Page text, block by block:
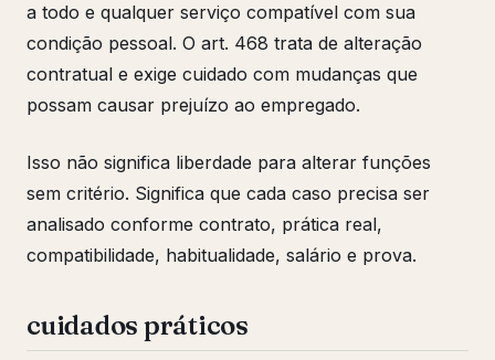
a todo e qualquer serviço compatível com sua
condição pessoal. O art. 468 trata de alteração
contratual e exige cuidado com mudanças que
possam causar prejuízo ao empregado.
Isso não significa liberdade para alterar funções
sem critério. Significa que cada caso precisa ser
analisado conforme contrato, prática real,
compatibilidade, habitualidade, salário e prova.
cuidados práticos